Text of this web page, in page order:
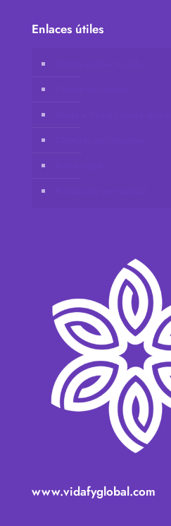
Enlaces útiles
www.vidafyglobal.com